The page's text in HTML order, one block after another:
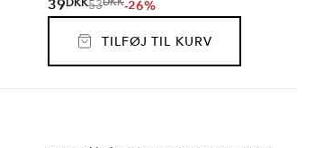
39 53 -26%
TILFØJ TIL KURV